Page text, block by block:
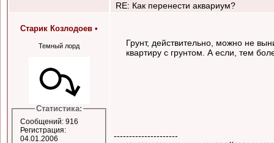
RE: Как перенести аквариум?
Старик Козлодоев •
Темный лорд
Статистика:
Сообщений: 916
Регистрация:
04.01.2006
Грунт, действительно, можно не
квартиру с грунтом. А если, тем
---------------------